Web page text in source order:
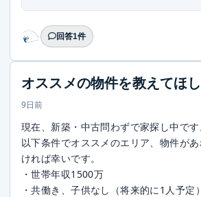
回答1件
オススメの物件を教えてほ
9日前
現在、新築・中古問わずで家探し中です
以下条件でオススメのエリア、物件が
ければ幸いです。
・世帯年収1500万
・共働き、子供なし（将来的に1人予定）